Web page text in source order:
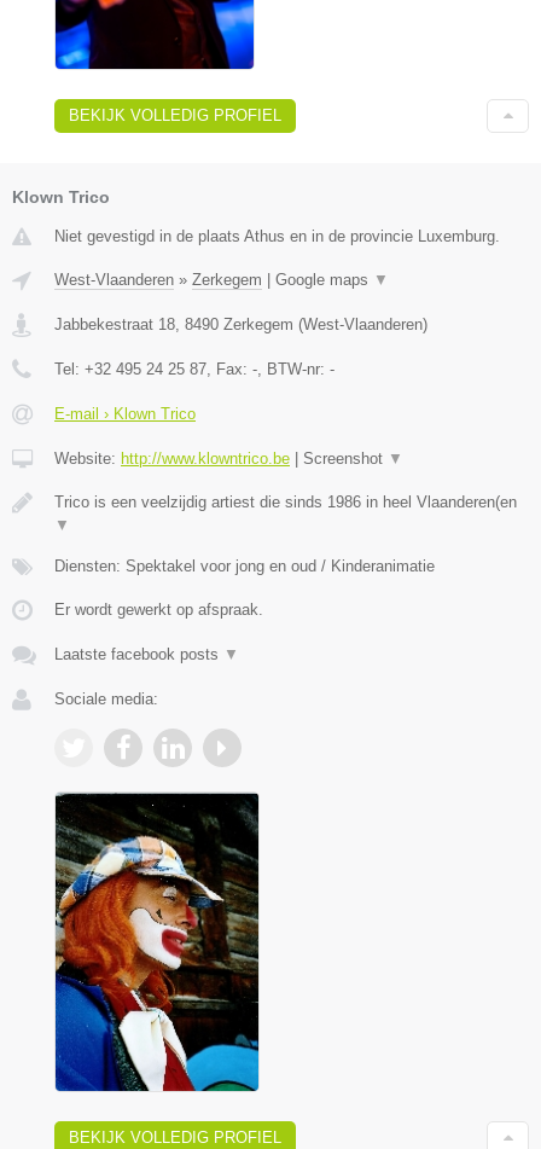
BEKIJK VOLLEDIG PROFIEL
Klown Trico
Niet gevestigd in de plaats Athus en in de provincie Luxemburg.
West-Vlaanderen » Zerkegem Google maps ▼
Jabbekestraat 18, 8490 Zerkegem (West-Vlaanderen)
Tel: +32 495 24 25 87, Fax: -, BTW-nr: -
E-mail › Klown Trico
Website: http://www.klowntrico.be Screenshot ▼
Trico is een veelzijdig artiest die sinds 1986 in heel Vlaanderen(en
▼
Diensten: Spektakel voor jong en oud / Kinderanimatie
Er wordt gewerkt op afspraak.
Laatste facebook posts ▼
Sociale media:
BEKIJK VOLLEDIG PROFIEL